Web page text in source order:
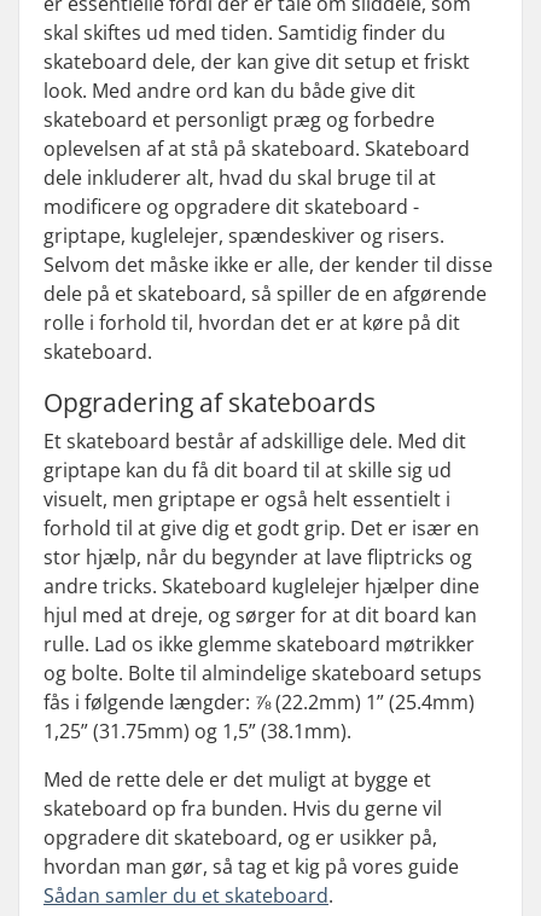
skal skiftes ud med tiden. Samtidig finder du
skateboard dele, der kan give dit setup et friskt
look. Med andre ord kan du både give dit
skateboard et personligt præg og forbedre
oplevelsen af at stå på skateboard. Skateboard
dele inkluderer alt, hvad du skal bruge til at
modificere og opgradere dit skateboard -
griptape, kuglelejer, spændeskiver og risers.
Selvom det måske ikke er alle, der kender til disse
dele på et skateboard, så spiller de en afgørende
rolle i forhold til, hvordan det er at køre på dit
skateboard.
Opgradering af skateboards
Et skateboard består af adskillige dele. Med dit
griptape kan du få dit board til at skille sig ud
visuelt, men griptape er også helt essentielt i
forhold til at give dig et godt grip. Det er især en
stor hjælp, når du begynder at lave fliptricks og
andre tricks. Skateboard kuglelejer hjælper dine
hjul med at dreje, og sørger for at dit board kan
rulle. Lad os ikke glemme skateboard møtrikker
og bolte. Bolte til almindelige skateboard setups
fås i følgende længder: ⅞ (22.2mm) 1” (25.4mm)
1,25” (31.75mm) og 1,5” (38.1mm).
Med de rette dele er det muligt at bygge et
skateboard op fra bunden. Hvis du gerne vil
opgradere dit skateboard, og er usikker på,
hvordan man gør, så tag et kig på vores guide
Sådan samler du et skateboard.